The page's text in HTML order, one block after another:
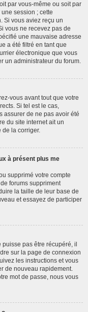
par vous-même ou soit par
session ; cette
Si vous aviez reçu un
vous ne recevez pas de
une mauvaise adresse
a été filtré en tant que
électronique que vous
un administrateur du forum.
vous avant tout que votre
Si tel est le cas,
assurer de ne pas avoir été
du site internet ait un
de la corriger.
à présent plus me
supprimé votre compte
forums suppriment
la taille de leur base de
et essayez de participer
pas être récupéré, il
sur la page de connexion
les instructions et vous
de nouveau rapidement.
mot de passe, nous vous